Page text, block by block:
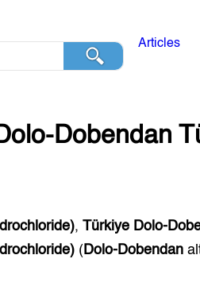
Articles
Dobendan
,Türkiye Dolo-
( Dolo-Dobendan